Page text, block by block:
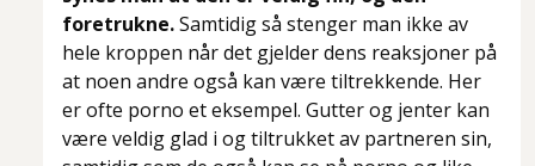
foretrukne.Samtidig så stenger man ikke av
hele kroppen når det gjelder dens reaksjoner på
at noen andre også kan være tiltrekkende. Her
er ofte porno et eksempel. Gutter og jenter kan
være veldig glad i og tiltrukket av partneren sin,